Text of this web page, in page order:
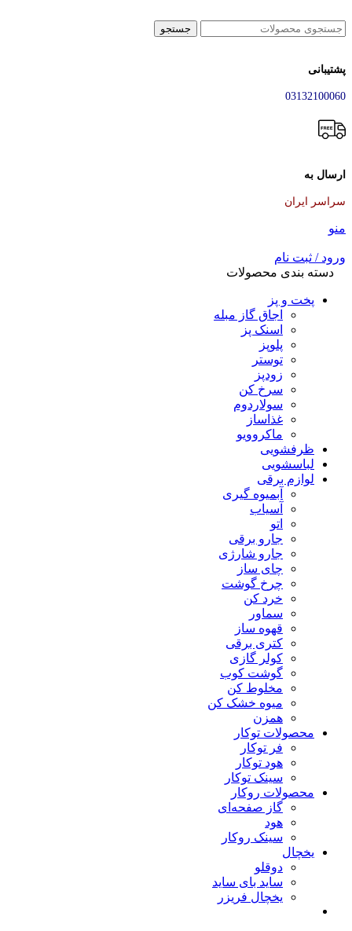
جستجو
پشتیبانی
03132100060
ارسال به
سراسر ایران
منو
ورود / ثبت نام
دسته بندی محصولات
پخت و پز
اجاق گاز مبله
اسنک پز
پلوپز
توستر
زودپز
سرخ کن
سولاردوم
غذاساز
ماکروویو
ظرفشویی
لباسشویی
لوازم برقی
آبمیوه گیری
آسیاب
اتو
جارو برقی
جارو شارژی
چای ساز
چرخ گوشت
خرد کن
سماور
قهوه ساز
کتری برقی
کولر گازی
گوشت کوب
مخلوط کن
میوه خشک کن
همزن
محصولات توکار
فر توکار
هود توکار
سینک توکار
محصولات روکار
گاز صفحه‌ای
هود
سینک روکار
یخچال
دوقلو
ساید بای ساید
یخچال فریزر